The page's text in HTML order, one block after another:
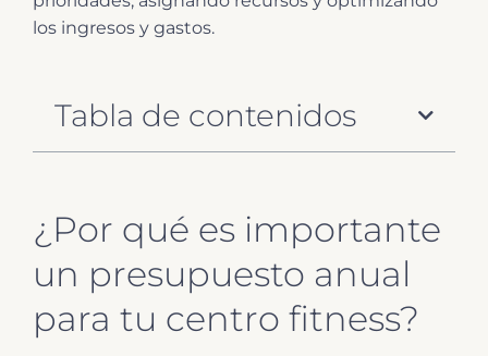
los ingresos y gastos.
Tabla de contenidos
¿Por qué es importante
un presupuesto anual
para tu centro fitness?